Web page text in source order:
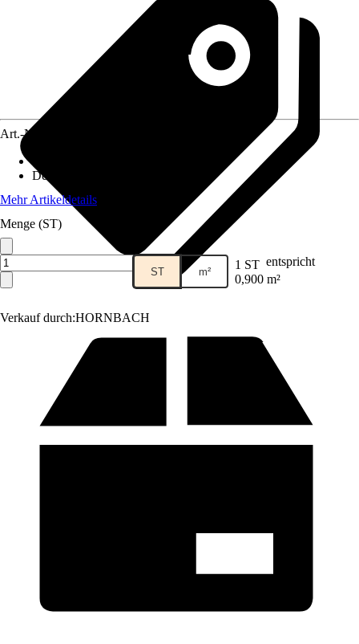
Verkauf durch:HORNBACH
Art.-Nr.
Dekoroptik
Mehr Artikeldetails
Menge (ST)
ST m² 1 ST entspricht
0,900 m²